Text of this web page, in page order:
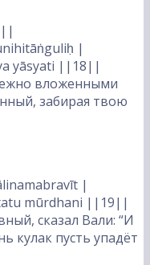
|
yāsyati ||18||
вложенными
забирая твою
|
mūrdhani ||19||
сказал Вали: “И
кулак пусть упадёт